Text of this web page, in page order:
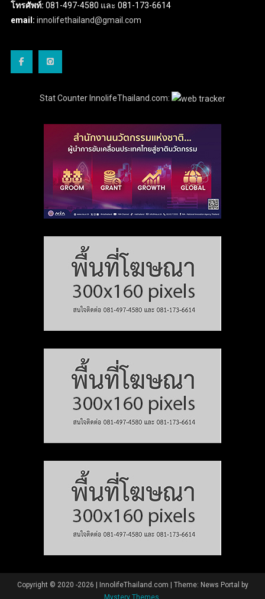
โทรศัพท์: 081-497-4580 และ 081-173-6614
email: innolifethailand@gmail.com
Stat Counter InnolifeThailand.com:
Copyright © 2020 -2026 | InnolifeThailand.com
Theme: News Portal by
Mystery Themes